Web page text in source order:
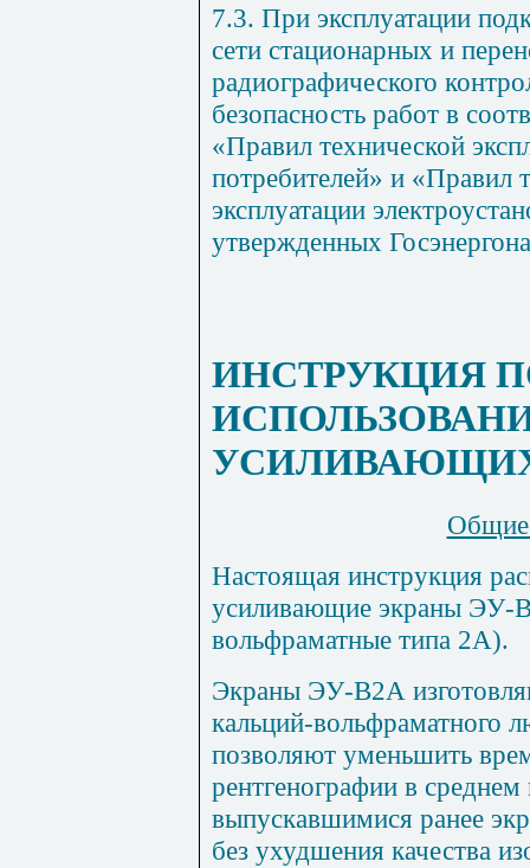
7.3. При эксплуатации
сети стационарных и
радиографического
безопасность работ в
«Правил технической
потребителей» и «Правил
эксплуатации
утвержденных
ИНСТРУКЦИЯ
Общие
Настоящая инструкция
усиливающие экраны ЭУ-
вольфраматные типа 2А).
Экраны ЭУ-В2А
кальций-вольфраматного
позволяют уменьшить
рентгенографии в
выпускавшимися ранее
без ухудшения качества